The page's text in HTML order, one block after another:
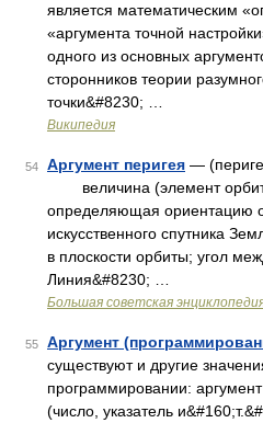
является математическим
«аргумента точной
одного из основных
сторонников теории
точки&#8230; …
Википедия
54 Аргумент перигея —
величина (элемент
определяющая ориентацию
искусственного спутника
в плоскости орбиты; угол
Линия&#8230; …
Большая советская
55 Аргумент
существуют и другие
программировании:
(число, указатель